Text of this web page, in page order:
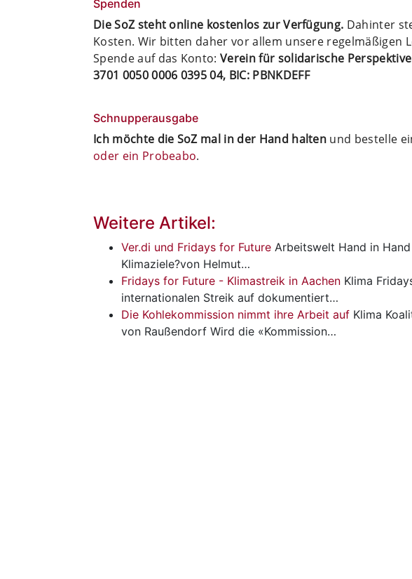
Spenden
Die SoZ steht online kostenlos zur Verfügung. Dahinter
Kosten. Wir bitten daher vor allem unsere regelmäßigen
Spende auf das Konto:Verein für solidarische
3701 0050 0006 0395 04, BIC: PBNKDEFF
Schnupperausgabe
Ich möchte die SoZ mal in der Hand halten und bestelle
oder ein Probeabo.
Weitere Artikel:
Ver.di und Fridays for Future Arbeitswelt Hand in
Klimaziele?von Helmut…
Fridays for Future - Klimastreik in Aachen Klima
internationalen Streik auf dokumentiert…
Die Kohlekommission nimmt ihre Arbeit auf Klima
von Raußendorf Wird die «Kommission…